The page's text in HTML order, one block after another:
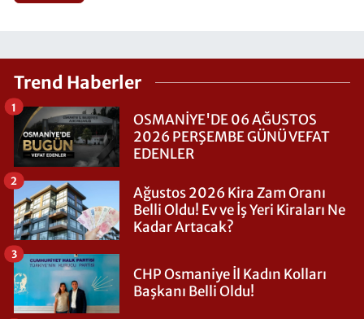
Trend Haberler
OSMANİYE'DE 06 AĞUSTOS
2026 PERŞEMBE GÜNÜ VEFAT
EDENLER
1
Ağustos 2026 Kira Zam Oranı
Belli Oldu! Ev ve İş Yeri Kiraları Ne
Kadar Artacak?
2
CHP Osmaniye İl Kadın Kolları
Başkanı Belli Oldu!
3